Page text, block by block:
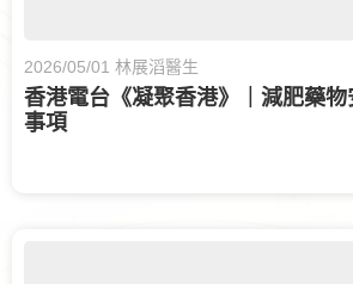
2026/05/01 林展滔醫生
香港電台《凝聚香港》｜減肥藥
事項